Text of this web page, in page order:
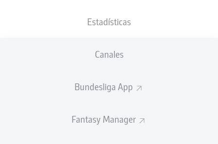
Estadísticas
Canales
Bundesliga App
Fantasy Manager
Anuncio